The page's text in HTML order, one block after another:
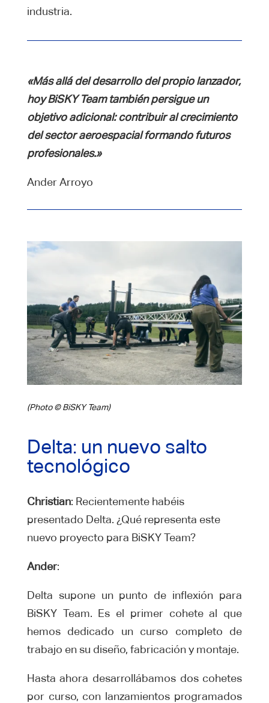
industria.
«Más allá del desarrollo del propio lanzador,
hoy BiSKY Team también persigue un
objetivo adicional: contribuir al crecimiento
del sector aeroespacial formando futuros
profesionales.»
Ander Arroyo
(Photo © BiSKY Team)
Delta: un nuevo salto
tecnológico
Christian: Recientemente habéis
presentado Delta. ¿Qué representa este
nuevo proyecto para BiSKY Team?
Ander:
Delta supone un punto de inflexión para
BiSKY Team. Es el primer cohete al que
hemos dedicado un curso completo de
trabajo en su diseño, fabricación y montaje.
Hasta ahora desarrollábamos dos cohetes
por curso, con lanzamientos programados